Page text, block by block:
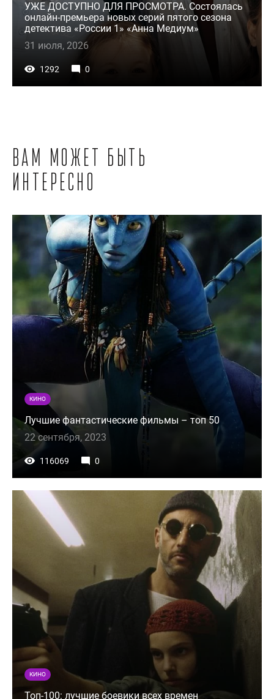
УЖЕ ДОСТУПНО ДЛЯ ПРОСМОТРА. Состоялась
онлайн-премьера новых серий пятого сезона
детектива «России 1» «Анна Медиум»
31 июля, 2026
1292 0
Вам может быть
интересно
КИНО
Лучшие фантастические фильмы – топ 50
22 сентября, 2023
116069 0
КИНО
Топ-100: лучшие боевики всех времен